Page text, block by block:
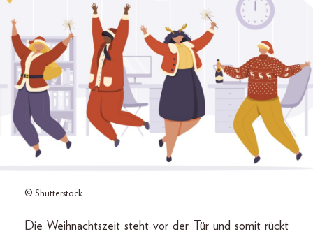
© Shutterstock
Die Weihnachtszeit steht vor der Tür und somit rückt